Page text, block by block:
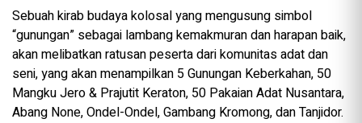
Sebuah kirab budaya kolosal yang mengusung simbol
“gunungan” sebagai lambang kemakmuran dan harapan baik,
akan melibatkan ratusan peserta dari komunitas adat dan
seni, yang akan menampilkan 5 Gunungan Keberkahan, 50
Mangku Jero & Prajutit Keraton, 50 Pakaian Adat Nusantara,
Abang None, Ondel-Ondel, Gambang Kromong, dan Tanjidor.